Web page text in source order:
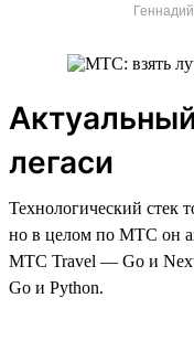
легаси
Технологический стек
но в целом по МТС он
МТС Travel — Go и
Go и Python.